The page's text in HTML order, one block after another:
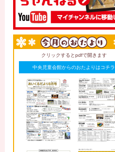
クリックするとpdfで開きます
中央児童会館からのおたよりはコチラ